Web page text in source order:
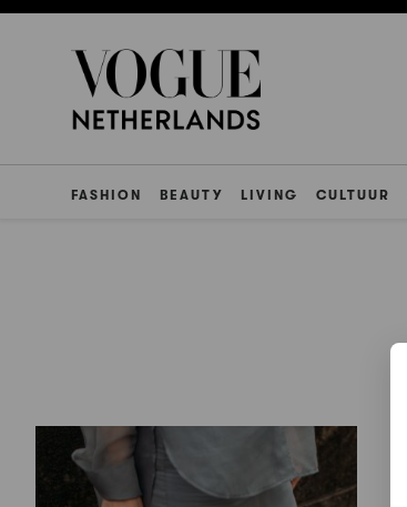
FASHION BEAUTY LIVING CULTUUR